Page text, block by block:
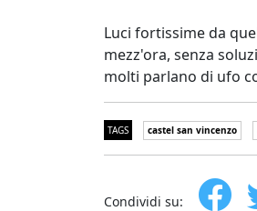
Luci fortissime da
mezz'ora, senza
molti parlano di ufo
TAGS castel san vincenzo
Condividi su: